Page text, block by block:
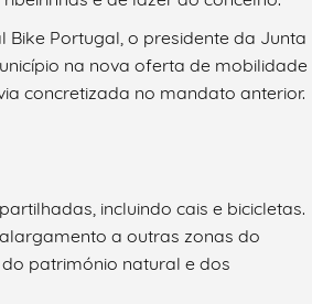
Portugal, o presidente da Junta
na nova oferta de mobilidade
concretizada no mandato anterior.
incluindo cais e bicicletas.
a outras zonas do
património natural e dos